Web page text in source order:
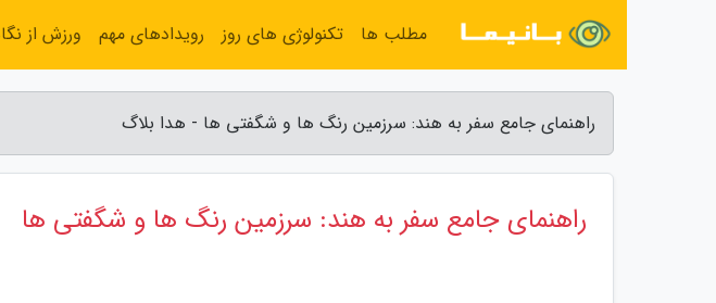
راهنمای جامع سفر به هند: سرزمین رنگ ها و شگفتی ها - هدا بلاگ
راهنمای جامع سفر به هند: سرزمین رنگ ها و شگفتی ها
مطلب ها تکنولوژی های روز رویدادهای مهم ورزش از